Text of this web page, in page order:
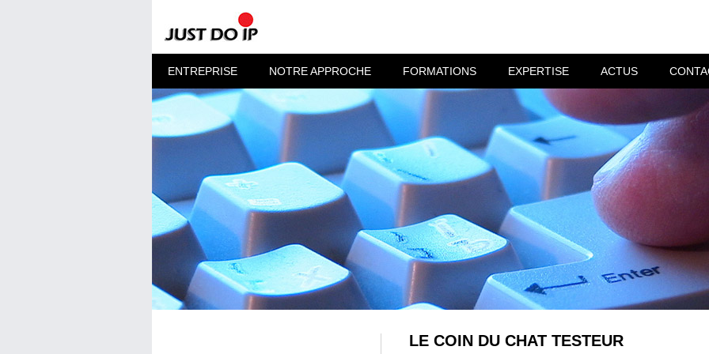
ENTREPRISE NOTRE APPROCHE FORMATIONS EXPERTISE ACTUS
LE COIN DU CHAT TESTEUR